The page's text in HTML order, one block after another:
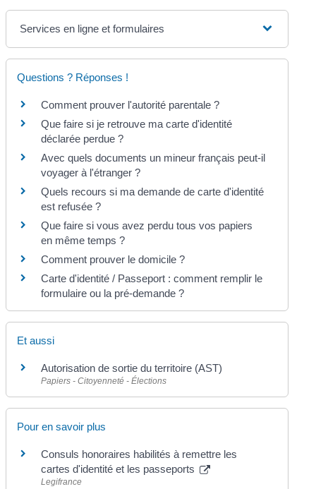
Services en ligne et formulaires
Questions ? Réponses !
Comment prouver l'autorité parentale ?
Que faire si je retrouve ma carte d'identité
déclarée perdue ?
Avec quels documents un mineur français peut-il
voyager à l'étranger ?
Quels recours si ma demande de carte d'identité
est refusée ?
Que faire si vous avez perdu tous vos papiers
en même temps ?
Comment prouver le domicile ?
Carte d'identité / Passeport : comment remplir le
formulaire ou la pré-demande ?
Et aussi
Autorisation de sortie du territoire (AST)
Papiers - Citoyenneté - Élections
Pour en savoir plus
Consuls honoraires habilités à remettre les
cartes d'identité et les passeports
Legifrance